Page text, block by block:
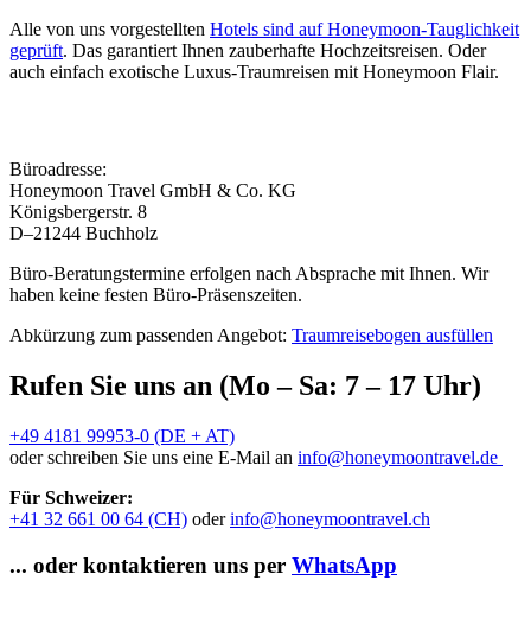
Alle von uns vorgestellten Hotels sind auf Honeymoon-Tauglichkeit
geprüft. Das garantiert Ihnen zauberhafte Hochzeitsreisen. Oder
auch einfach exotische Luxus-Traumreisen mit Honeymoon Flair.
Büroadresse:
Honeymoon Travel GmbH & Co. KG
Königsbergerstr. 8
D–21244 Buchholz
Büro-Beratungstermine erfolgen nach Absprache mit Ihnen. Wir
haben keine festen Büro-Präsenszeiten.
Abkürzung zum passenden Angebot: Traumreisebogen ausfüllen
Rufen Sie uns an (Mo – Sa: 7 – 17 Uhr)
+49 4181 99953-0 (DE + AT)
oder schreiben Sie uns eine E-Mail an info@honeymoontravel.de
Für Schweizer:
+41 32 661 00 64 (CH) oderinfo@honeymoontravel.ch
... oder kontaktieren uns per WhatsApp